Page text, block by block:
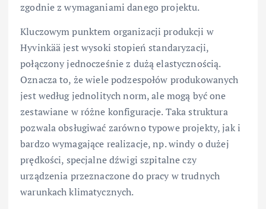
zgodnie z wymaganiami danego projektu.
Kluczowym punktem organizacji produkcji w
Hyvinkää jest wysoki stopień standaryzacji,
połączony jednocześnie z dużą elastycznością.
Oznacza to, że wiele podzespołów produkowanych
jest według jednolitych norm, ale mogą być one
zestawiane w różne konfiguracje. Taka struktura
pozwala obsługiwać zarówno typowe projekty, jak i
bardzo wymagające realizacje, np. windy o dużej
prędkości, specjalne dźwigi szpitalne czy
urządzenia przeznaczone do pracy w trudnych
warunkach klimatycznych.